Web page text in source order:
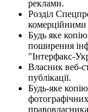
реклами.
Розділ
Будь яке
поширення
"Інтерфакс-
Власник веб-
публікації.
Будь-яке
фотографічних